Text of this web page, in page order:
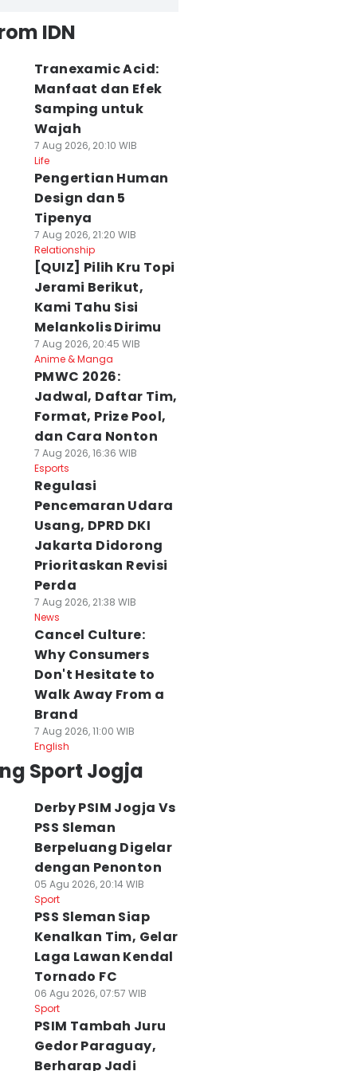
IDN
Tranexamic Acid:
Manfaat dan Efek
Samping untuk
Wajah
7 Aug 2026, 20:10 WIB
Life
Pengertian Human
Design dan 5
Tipenya
7 Aug 2026, 21:20 WIB
Relationship
[QUIZ] Pilih Kru Topi
Jerami Berikut,
Kami Tahu Sisi
Melankolis Dirimu
7 Aug 2026, 20:45 WIB
Anime & Manga
PMWC 2026:
Jadwal, Daftar Tim,
Format, Prize Pool,
dan Cara Nonton
7 Aug 2026, 16:36 WIB
Esports
Regulasi
Pencemaran Udara
Usang, DPRD DKI
Jakarta Didorong
Prioritaskan Revisi
Perda
7 Aug 2026, 21:38 WIB
News
Cancel Culture:
Why Consumers
Don't Hesitate to
Walk Away From a
Brand
7 Aug 2026, 11:00 WIB
English
Sport Jogja
Derby PSIM Jogja Vs
PSS Sleman
Berpeluang Digelar
dengan Penonton
05 Agu 2026, 20:14 WIB
Sport
PSS Sleman Siap
Kenalkan Tim, Gelar
Laga Lawan Kendal
Tornado FC
06 Agu 2026, 07:57 WIB
Sport
PSIM Tambah Juru
Gedor Paraguay,
Berharap Jadi